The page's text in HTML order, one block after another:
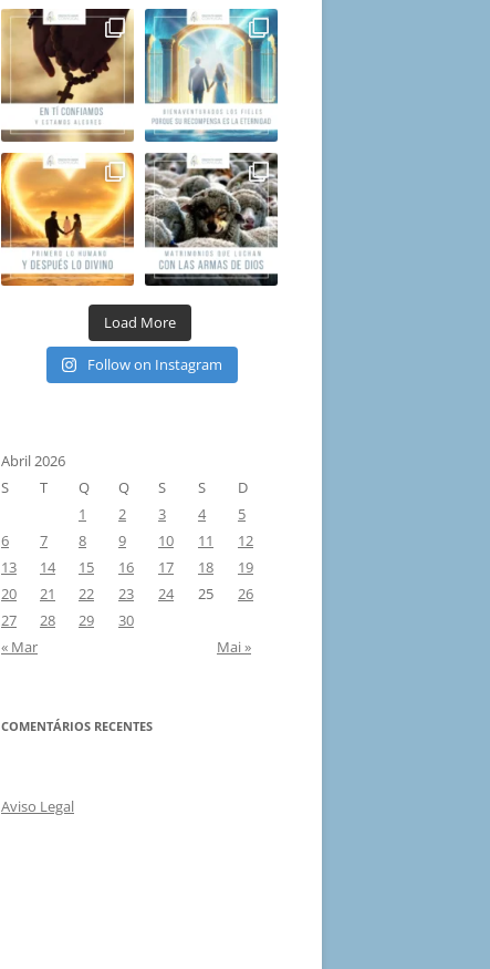
Load More
Follow on Instagram
Abril 2026
S
T Q Q S S
D
1
2 3 4
5
6
7 8 9 10 11
12
13
14 15 16 17 18
19
20
21 22 23 24 25
26
27
28 29
30
« Mar
Mai »
COMENTÁRIOS RECENTES
Aviso Legal